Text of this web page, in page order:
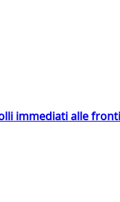
immediati alle